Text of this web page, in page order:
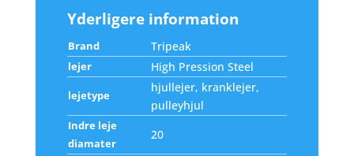
Yderligere information
Brand Tripeak
lejer High Pression Steel
lejetype
hjullejer, kranklejer,
pulleyhjul
Indre leje
diamater
20